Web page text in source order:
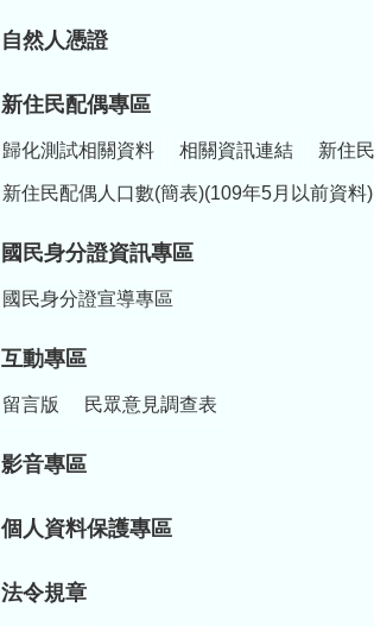
自然人憑證
新住民配偶專區
歸化測試相關資料 相關資訊連結 新住
新住民配偶人口數(簡表)(109年5月以前資料)
國民身分證資訊專區
國民身分證宣導專區
互動專區
留言版 民眾意見調查表
影音專區
個人資料保護專區
法令規章